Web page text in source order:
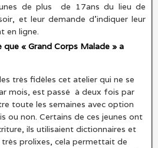
de plus de 17ans du lieu de
et leur demande d’indiquer leur
en ligne.
que « Grand Corps Malade » a
très fidèles cet atelier qui ne se
mois, est passé à deux fois par
toute les semaines avec option
ou non. Certains de ces jeunes ont
ils utilisaient dictionnaires et
prolixes, cela permettait de